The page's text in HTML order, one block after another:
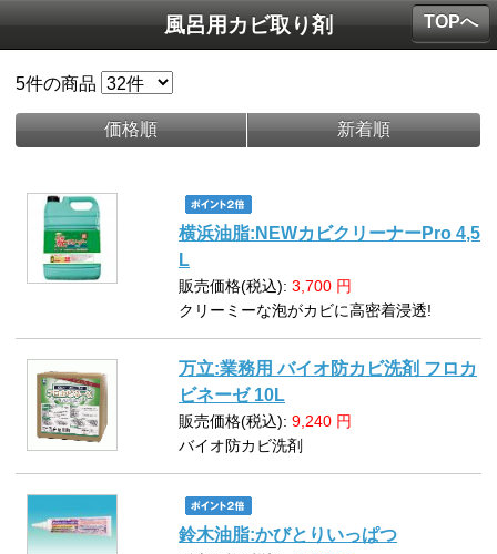
風呂用カビ取り剤
5件の商品
価格順 新着順
横浜油脂:NEWカビクリーナーPro 4,5
L
販売価格(税込): 3,700 円
クリーミーな泡がカビに高密着浸透!
万立:業務用 バイオ防カビ洗剤 フロカ
ビネーゼ 10L
販売価格(税込): 9,240 円
バイオ防カビ洗剤
鈴木油脂:かびとりいっぱつ
TOPへ